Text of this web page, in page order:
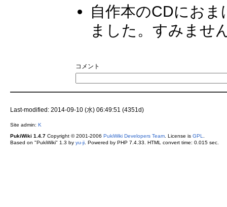
自作本のCDにお
ました。すみませ
コメント
Last-modified: 2014-09-10 (水) 06:49:51 (4351d)
Site admin: K
PukiWiki 1.4.7Copyright © 2001-2006 PukiWiki Developers Team. License is GPL
Based on "PukiWiki" 1.3 by yu-ji. Powered by PHP 7.4.33. HTML convert time: 0.015 sec.